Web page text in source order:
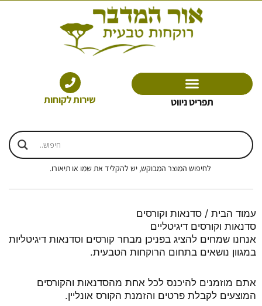
תפריט ניווט שירות לקוחות
לחיפוש המוצר המבוקש, יש להקליד את שמו או תיאורו.
עמוד הבית / סדנאות וקורסים
סדנאות וקורסים דיגיטליים
אנחנו שמחים להציג בפניכן מבחר קורסים וסדנאות דיגיטליות
במגוון נושאים בתחום הרוקחות הטבעית.
אתם מוזמנים להיכנס לכל אחת מהסדנאות והקורסים
המוצעים לקבלת פרטים והזמנת הקורס אונליין.